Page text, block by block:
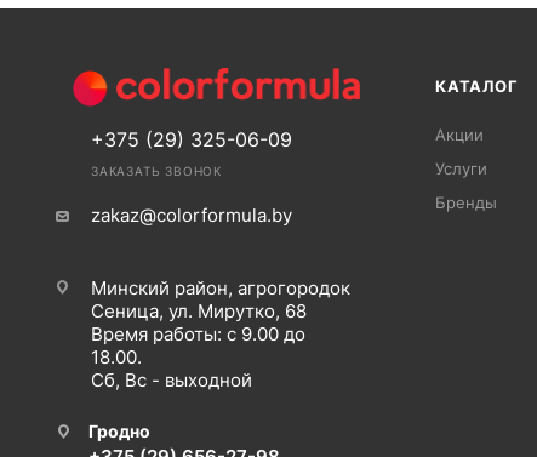
+375 (29) 325-06-09
ЗАКАЗАТЬ ЗВОНОК
zakaz@colorformula.by
Минский район, агрогородок
Сеница, ул. Мирутко, 68
Время работы: с 9.00 до
18.00.
Сб, Вс - выходной
Гродно
КАТАЛОГ
Акции
Услуги
Бренды